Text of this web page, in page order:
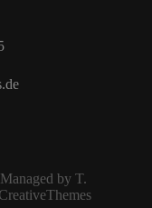
by T.
CreativeThemes